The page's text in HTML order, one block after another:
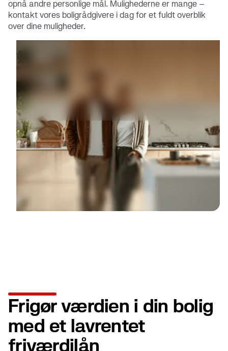
opnå andre personlige mål. Mulighederne er mange –
kontakt vores boligrådgivere i dag for et fuldt overblik
over dine muligheder.
Frigør værdien i din bolig
med et lavrentet
friværdilån